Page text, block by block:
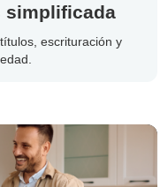
simplificada
escrituración y